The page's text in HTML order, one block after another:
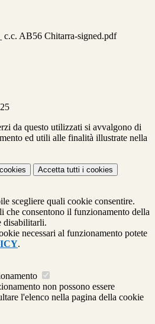
c.c. AB56 Chitarra-signed.pdf
da questo utilizzati si avvalgono di
ed utili alle finalità illustrate nella
Accetta tutti i cookies
scegliere quali cookie consentire.
che consentono il funzionamento della
disabilitarli.
necessari al funzionamento potete
.
non possono essere
l'elenco nella pagina della cookie